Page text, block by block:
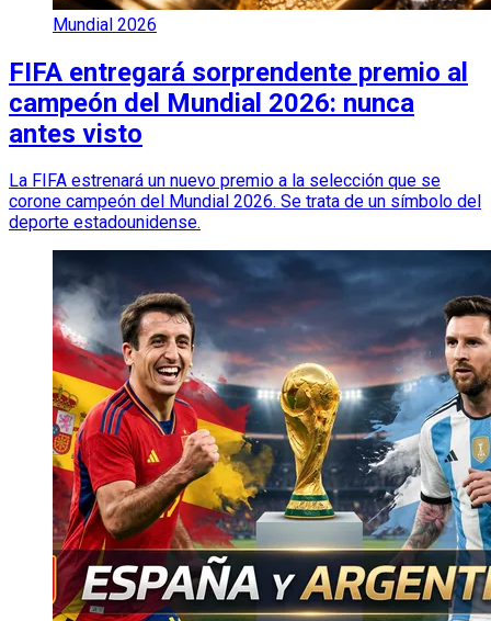
Mundial 2026
FIFA entregará sorprendente premio al
campeón del Mundial 2026: nunca
antes visto
La FIFA estrenará un nuevo premio a la selección que se
corone campeón del Mundial 2026. Se trata de un símbolo del
deporte estadounidense.